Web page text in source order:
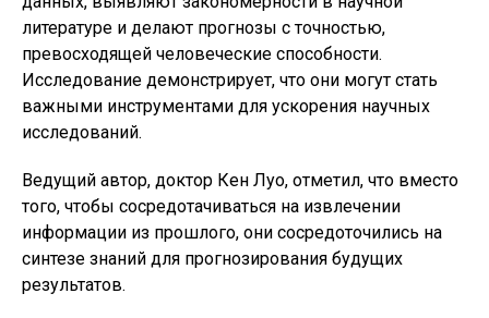
литературе и делают прогнозы с точностью,
превосходящей человеческие способности.
Исследование демонстрирует, что они могут стать
важными инструментами для ускорения научных
исследований.
Ведущий автор, доктор Кен Луо, отметил, что вместо
того, чтобы сосредотачиваться на извлечении
информации из прошлого, они сосредоточились на
синтезе знаний для прогнозирования будущих
результатов.